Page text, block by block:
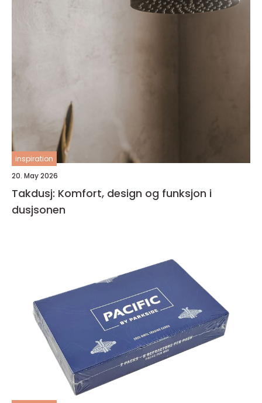
inspiration
20. May 2026
Takdusj: Komfort, design og funksjon i
dusjsonen